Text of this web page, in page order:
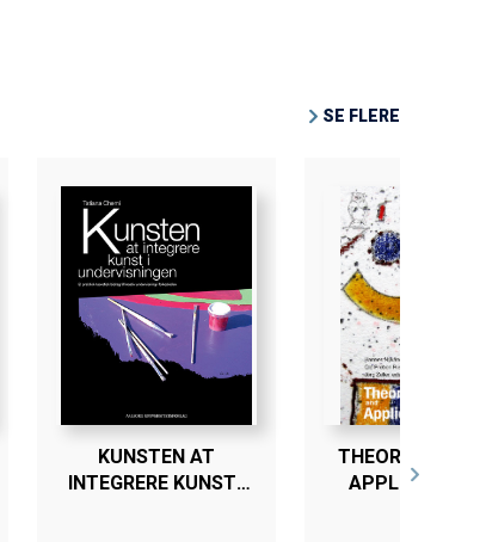
SE FLERE
KUNSTEN AT
INTEGRERE KUNST I
THEORETICAL
APPLIED